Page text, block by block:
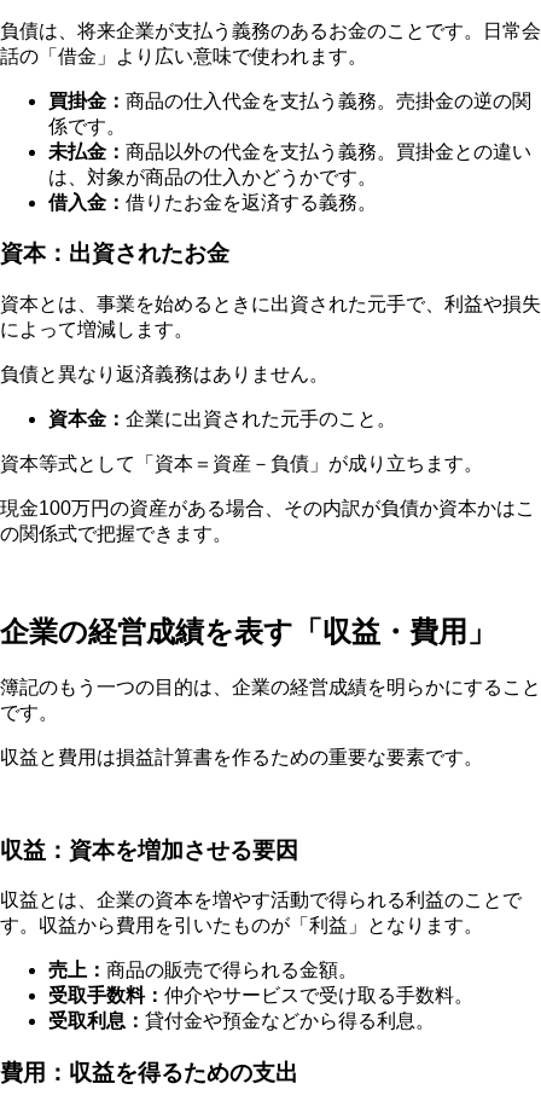
負債は、将来企業が支払う義務のあるお金のことです。日常会
話の「借金」より広い意味で使われます。
買掛金： 商品の仕入代金を支払う義務。売掛金の逆の関
係です。
未払金： 商品以外の代金を支払う義務。買掛金との違い
は、対象が商品の仕入かどうかです。
借入金： 借りたお金を返済する義務。
資本：出資されたお金
資本とは、事業を始めるときに出資された元手で、利益や損失
によって増減します。
負債と異なり返済義務はありません。
資本金： 企業に出資された元手のこと。
資本等式として「資本＝資産－負債」が成り立ちます。
現金100万円の資産がある場合、その内訳が負債か資本かはこ
の関係式で把握できます。
企業の経営成績を表す「収益・費用」
簿記のもう一つの目的は、企業の経営成績を明らかにすること
です。
収益と費用は損益計算書を作るための重要な要素です。
収益：資本を増加させる要因
収益とは、企業の資本を増やす活動で得られる利益のことで
す。収益から費用を引いたものが「利益」となります。
売上： 商品の販売で得られる金額。
受取手数料： 仲介やサービスで受け取る手数料。
受取利息： 貸付金や預金などから得る利息。
費用：収益を得るための支出